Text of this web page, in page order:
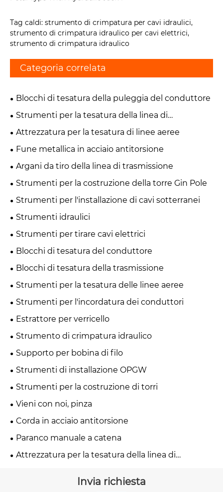
Tag caldi: strumento di crimpatura per cavi idraulici,
strumento di crimpatura idraulico per cavi elettrici,
strumento di crimpatura idraulico
Categoria correlata
Blocchi di tesatura della puleggia del conduttore
Strumenti per la tesatura della linea di
trasmissione
Attrezzatura per la tesatura di linee aeree
Fune metallica in acciaio antitorsione
Argani da tiro della linea di trasmissione
Strumenti per la costruzione della torre Gin Pole
Strumenti per l'installazione di cavi sotterranei
Strumenti idraulici
Strumenti per tirare cavi elettrici
Blocchi di tesatura del conduttore
Blocchi di tesatura della trasmissione
Strumenti per la tesatura delle linee aeree
Strumenti per l'incordatura dei conduttori
Estrattore per verricello
Strumento di crimpatura idraulico
Supporto per bobina di filo
Strumenti di installazione OPGW
Strumenti per la costruzione di torri
Vieni con noi, pinza
Corda in acciaio antitorsione
Paranco manuale a catena
Attrezzatura per la tesatura della linea di
Invia richiesta